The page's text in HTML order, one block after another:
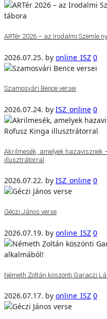
ARTér 2026 – az Irodalmi Szemle
2026.07.25. by online_ISZ 0
Szamosvári Bence versei
2026.07.24. by ISZ_online 0
Akrilmesék, amelyek hazavisznek
illusztrátorral
2026.07.22. by ISZ_online 0
Géczi János verse
2026.07.19. by online_ISZ 0
Németh Zoltán köszönti Garaczi
2026.07.17. by online_ISZ 0